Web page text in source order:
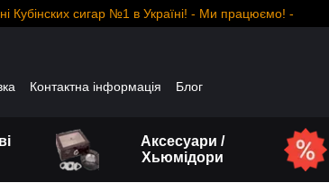
Кубінских сигар №1 в Україні! - Ми працюємо! -
Контактна інформація Блог
Аксесуари /
Хьюмідори